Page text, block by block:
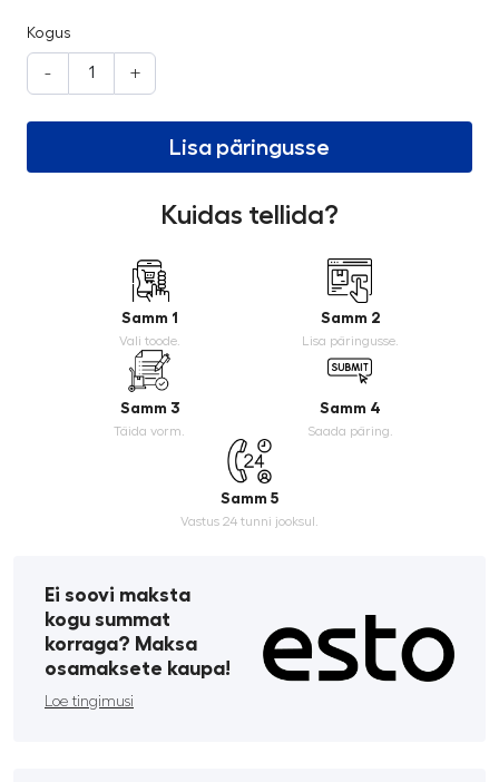
Kogus
- +
Lisa päringusse
Kuidas tellida?
Samm 1
Vali toode.
Samm 2
Lisa päringusse.
Samm 3
Täida vorm.
Samm 4
Saada päring.
Samm 5
Vastus 24 tunni jooksul.
Ei soovi maksta
kogu summat
korraga? Maksa
osamaksete kaupa!
Loe tingimusi